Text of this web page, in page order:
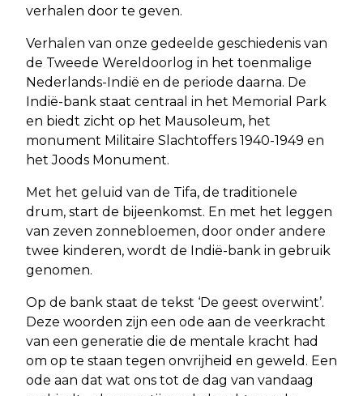
verhalen door te geven.
Verhalen van onze gedeelde geschiedenis van
de Tweede Wereldoorlog in het toenmalige
Nederlands-Indië en de periode daarna. De
Indië-bank staat centraal in het Memorial Park
en biedt zicht op het Mausoleum, het
monument Militaire Slachtoffers 1940-1949 en
het Joods Monument.
Met het geluid van de Tifa, de traditionele
drum, start de bijeenkomst. En met het leggen
van zeven zonnebloemen, door onder andere
twee kinderen, wordt de Indië-bank in gebruik
genomen.
Op de bank staat de tekst ‘De geest overwint’.
Deze woorden zijn een ode aan de veerkracht
van een generatie die de mentale kracht had
om op te staan tegen onvrijheid en geweld. Een
ode aan dat wat ons tot de dag van vandaag